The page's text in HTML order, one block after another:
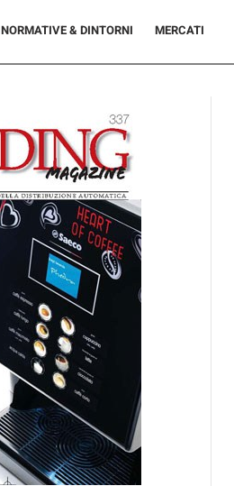
NORMATIVE & DINTORNI MERCATI